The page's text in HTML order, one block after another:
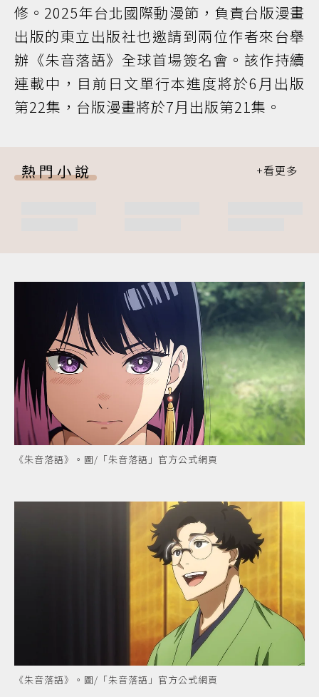
修。2025年台北國際動漫節，負責台版漫畫
出版的東立出版社也邀請到兩位作者來台舉
辦《朱音落語》全球首場簽名會。該作持續
連載中，目前日文單行本進度將於6月出版
第22集，台版漫畫將於7月出版第21集。
熱門小說
《朱音落語》。圖/「朱音落語」官方公式網頁
《朱音落語》。圖/「朱音落語」官方公式網頁